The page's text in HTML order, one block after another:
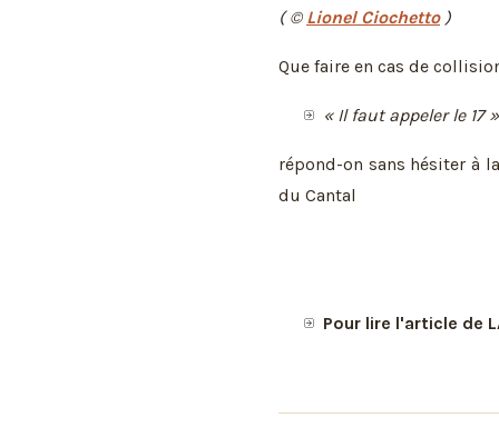
( © Lionel Ciochetto)
Que faire en cas de
« Il faut appeler le 17 »
répond-on sans hésiter à
du Cantal
Pour lire l'article de